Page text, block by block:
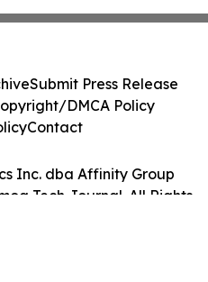
Inc. dba Affinity Group
Tech Journal. All Rights
Submit Press Release
DMCA Policy
Contact